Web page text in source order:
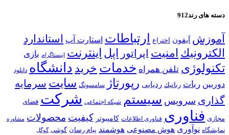
دسته های رند912
آموزش آیفون اختراع ارتباطات استارت آپ استاندارد
الكترونیك امنیت اپراتور اپل اینترنت اینستاگرام بازی
تكنولوژی تلفن همراه خدمات خرید دانشگاه دانلود
دوربین ربات رباتیك ردیابی رپورتاژ سامسونگ سایت سرمایه
گذاری سرویس سیستم شبكه اجتماعی شركت فضای
مجازی فناوری فناوری اطلاعات كامپیوتر كیفیت محصولات مشاوره
نمایشگاه نوآوری هوش مصنوعی هوشمند پیام رسان گوشی گوگل